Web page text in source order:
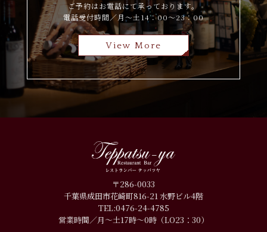
ご予約はお電話にて承っております。
電話受付時間／月～土14：00～23：00
View More
〒286-0033
千葉県成田市花崎町816-21 水野ビル4階
TEL:0476-24-4785
営業時間／月〜土17時〜0時（LO23：30）